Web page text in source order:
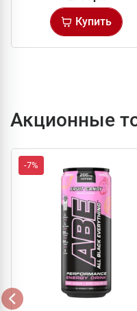
Купить
Акционные
-7%